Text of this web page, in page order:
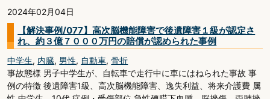
2024年02月04日
【解決事例/077】高次脳機能障害で後遺障害１級が認定さ
れ、約３億７０００万円の賠償が認められた事例
中学生, 内臓, 男性, 自動車,骨折
事故態様 男子中学生が、自転車で走行中に車にはねられた事故 事
例の特徴 後遺障害1級、高次脳機能障害、逸失利益、将来介護費 属